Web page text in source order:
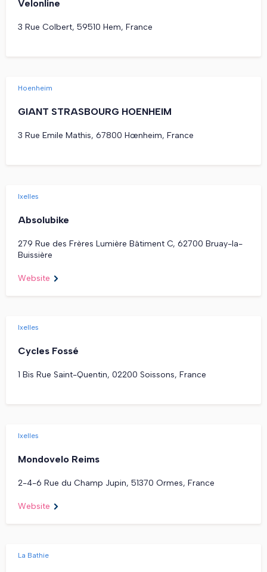
Velonline
3 Rue Colbert, 59510 Hem, France
Hoenheim
GIANT STRASBOURG HOENHEIM
3 Rue Emile Mathis, 67800 Hœnheim, France
Ixelles
Absolubike
279 Rue des Frères Lumière Bâtiment C, 62700 Bruay-la-
Buissière
Website
Ixelles
Cycles Fossé
1 Bis Rue Saint-Quentin, 02200 Soissons, France
Ixelles
Mondovelo Reims
2-4-6 Rue du Champ Jupin, 51370 Ormes, France
Website
La Bathie